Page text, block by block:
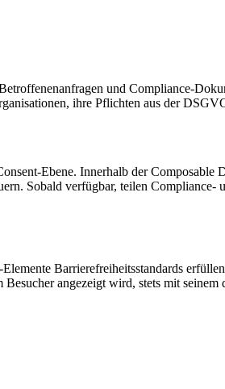
und Compliance-
ihre Pflichten aus der
Ebene. Innerhalb der
Sobald verfügbar, teilen Compliance-
Barrierefreiheitsstandards
Besucher angezeigt wird, stets mit